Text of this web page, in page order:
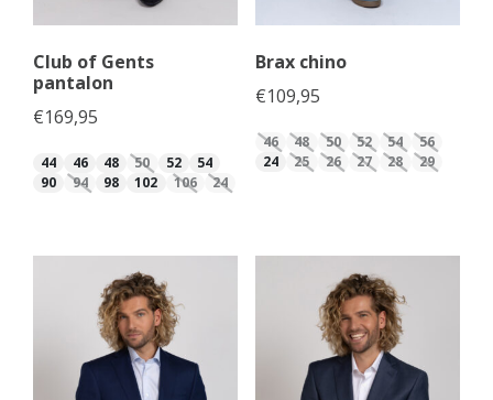
Club of Gents
pantalon
€169,95
44 46 48 50 52
54
90
94 98 102 106 24
Brax chino
€109,95
46 48 50 52 54
56
24
25 26 27 28 29